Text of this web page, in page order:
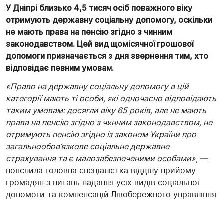
У Дніпрі близько 4,5 тисяч осіб поважного віку
отримують державну соціальну допомогу, оскільки
не мають права на пенсію згідно з чинним
законодавством. Цей вид щомісячної грошової
допомоги призначається з дня звернення тим, хто
відповідає певним умовам.
«Право на державну соціальну допомогу в цій
категорії мають ті особи, які одночасно відповідають
таким умовам: досягли віку 65 років, але не мають
права на пенсію згідно з чинним законодавством, не
отримують пенсію згідно із законом України про
загальнообов’язкове соціальне державне
страхування та є малозабезпеченими особами», —
пояснила головна спеціалістка відділу прийому
громадян з питань надання усіх видів соціальної
допомоги та компенсацій Лівобережного управління